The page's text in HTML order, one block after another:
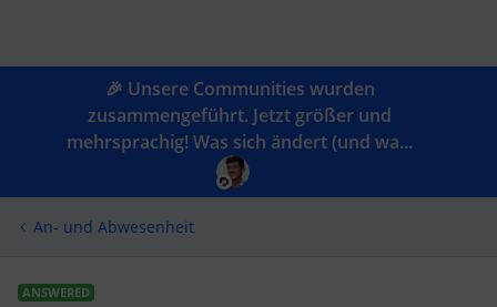
🎉 Unsere Communities wurden
zusammengeführt. Jetzt größer und
mehrsprachig! Was sich ändert (und wa...
An- und Abwesenheit
ANSWERED